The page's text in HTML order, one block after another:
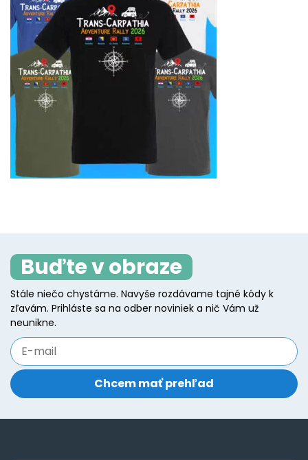
Buďte v obraze
Stále niečo chystáme. Navyše rozdávame tajné kódy k
zľavám. Prihláste sa na odber noviniek a nič Vám už
neunikne.